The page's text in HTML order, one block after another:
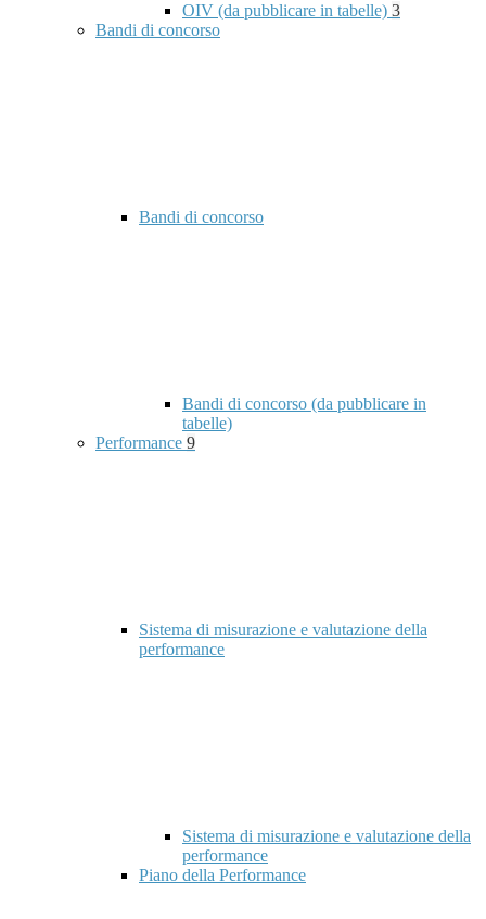
OIV (da pubblicare in tabelle) 3
Bandi di concorso
Bandi di concorso
Bandi di concorso (da pubblicare in
tabelle)
Performance 9
Sistema di misurazione e valutazione della
performance
Sistema di misurazione e valutazione della
performance
Piano della Performance